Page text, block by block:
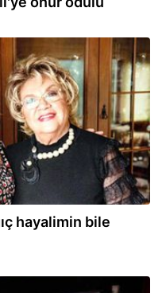
hayalimin bile